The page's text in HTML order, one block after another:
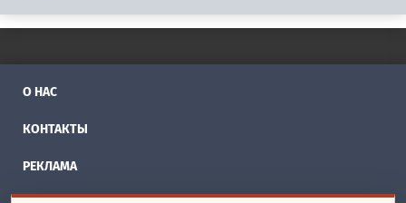
О НАС
КОНТАКТЫ
РЕКЛАМА